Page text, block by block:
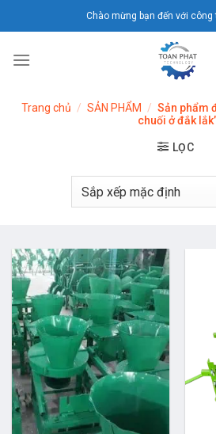
đến
dung
Chào mừng bạn đến với công
Trang chủ / SẢN PHẨM / Sản phẩm
chuối ở đắk
LỌC